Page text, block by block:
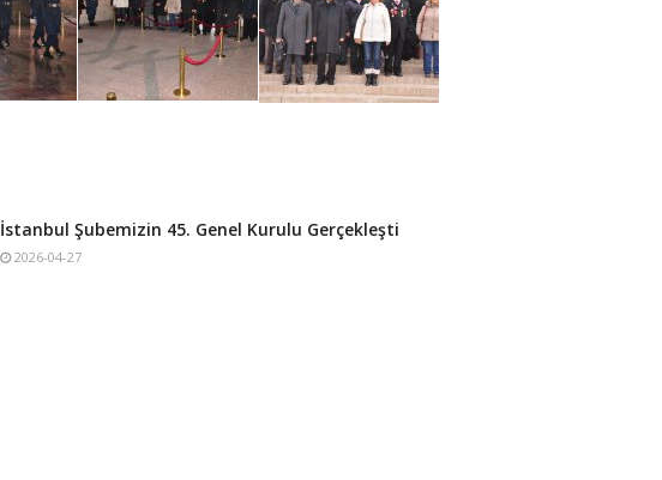
İstanbul Şubemizin 45. Genel Kurulu Gerçekleşti
2026-04-27